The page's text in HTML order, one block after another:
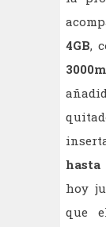
4GB,
hasta
hoy
que